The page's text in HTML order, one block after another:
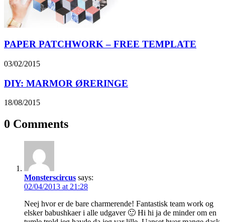
PAPER PATCHWORK – FREE TEMPLATE
03/02/2015
DIY: MARMOR ØRERINGE
18/08/2015
0 Comments
Monsterscircus says:
02/04/2013 at 21:28
Neej hvor er de bare charmerende! Fantastisk team work og
elsker babushkaer i alle udgaver 🙂 Hi hi ja de minder om en